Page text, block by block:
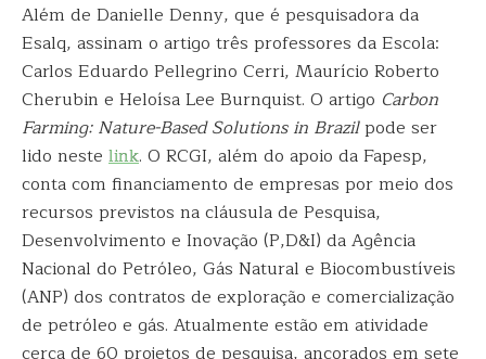
Além de Danielle Denny, que é pesquisadora da
Esalq, assinam o artigo três professores da Escola:
Carlos Eduardo Pellegrino Cerri, Maurício Roberto
Cherubin e Heloísa Lee Burnquist. O artigo Carbon
Farming: Nature-Based Solutions in Brazilpode ser
lido neste link. O RCGI, além do apoio da Fapesp,
conta com financiamento de empresas por meio dos
recursos previstos na cláusula de Pesquisa,
Desenvolvimento e Inovação (P,D&I) da Agência
Nacional do Petróleo, Gás Natural e Biocombustíveis
(ANP) dos contratos de exploração e comercialização
de petróleo e gás. Atualmente estão em atividade